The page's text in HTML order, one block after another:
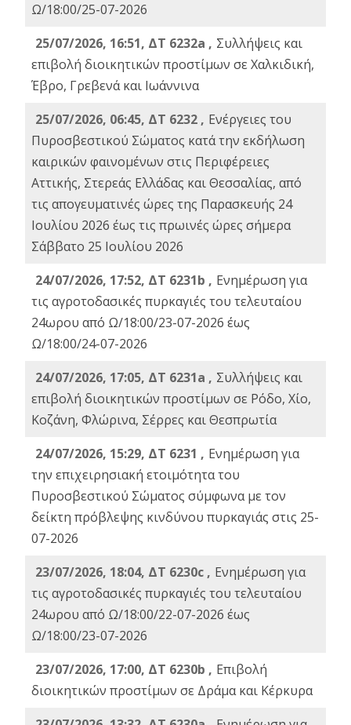
Ω/18:00/25-07-2026
25/07/2026, 16:51, ΔΤ 6232a , Συλλήψεις και
επιβολή διοικητικών προστίμων σε Χαλκιδική,
Έβρο, Γρεβενά και Ιωάννινα
25/07/2026, 06:45, ΔΤ 6232 , Ενέργειες του
Πυροσβεστικού Σώματος κατά την εκδήλωση
καιρικών φαινομένων στις Περιφέρειες
Αττικής, Στερεάς Ελλάδας και Θεσσαλίας, από
τις απογευματινές ώρες της Παρασκευής 24
Ιουλίου 2026 έως τις πρωινές ώρες σήμερα
Σάββατο 25 Ιουλίου 2026
24/07/2026, 17:52, ΔΤ 6231b , Ενημέρωση για
τις αγροτοδασικές πυρκαγιές του τελευταίου
24ωρου από Ω/18:00/23-07-2026 έως
Ω/18:00/24-07-2026
24/07/2026, 17:05, ΔΤ 6231a , Συλλήψεις και
επιβολή διοικητικών προστίμων σε Ρόδο, Χίο,
Κοζάνη, Φλώρινα, Σέρρες και Θεσπρωτία
24/07/2026, 15:29, ΔΤ 6231 , Ενημέρωση για
την επιχειρησιακή ετοιμότητα του
Πυροσβεστικού Σώματος σύμφωνα με τον
δείκτη πρόβλεψης κινδύνου πυρκαγιάς στις 25-
07-2026
23/07/2026, 18:04, ΔΤ 6230c , Ενημέρωση για
τις αγροτοδασικές πυρκαγιές του τελευταίου
24ωρου από Ω/18:00/22-07-2026 έως
Ω/18:00/23-07-2026
23/07/2026, 17:00, ΔΤ 6230b , Επιβολή
διοικητικών προστίμων σε Δράμα και Κέρκυρα